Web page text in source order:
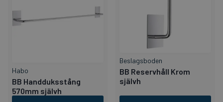
Habo
BB Handduksstång
570mm självh
Beslagsboden
BB Reservhåll Krom
självh